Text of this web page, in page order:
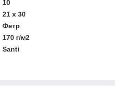
10
21 х 30
Фетр
170 г/м2
Santi